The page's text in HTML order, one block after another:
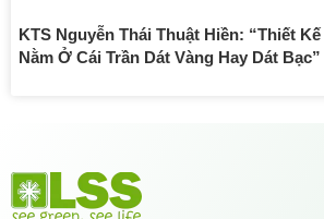
KTS Nguyễn Thái Thuật Hiền: “Thiết
Nằm Ở Cái Trần Dát Vàng Hay Dát Bạc”